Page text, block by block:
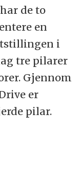
de to
en
i
tre pilarer
Gjennom
er
pilar.